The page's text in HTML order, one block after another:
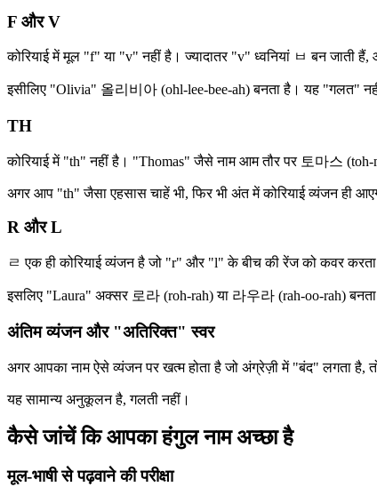
F और V
कोरियाई में मूल "f" या "v" नहीं है। ज्यादातर "v" ध्वनियां ㅂ बन
इसीलिए "Olivia" 올리비아 (ohl-lee-bee-ah) बनता है। यह "गलत"
TH
कोरियाई में "th" नहीं है। "Thomas" जैसे नाम आम तौर पर 토마스
अगर आप "th" जैसा एहसास चाहें भी, फिर भी अंत में कोरियाई व्यंजन ही
R और L
ㄹ एक ही कोरियाई व्यंजन है जो "r" और "l" के बीच की रेंज को कवर
इसलिए "Laura" अक्सर 로라 (roh-rah) या 라우라 (rah-oo-rah)
अंतिम व्यंजन और "अतिरिक्त" स्वर
अगर आपका नाम ऐसे व्यंजन पर खत्म होता है जो अंग्रेज़ी में "बंद" लगता
यह सामान्य अनुकूलन है, गलती नहीं।
कैसे जांचें कि आपका हंगुल नाम अच्छा है
मूल-भाषी से पढ़वाने की परीक्षा